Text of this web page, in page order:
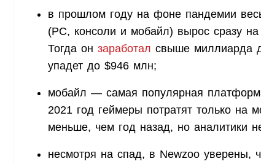
в прошлом году на фоне пандемии
(PC, консоли и мобайл) вырос сразу
Тогда он заработал свыше миллиарда
упадет до $946 млн;
мобайл — самая популярная
2021 год геймеры потратят только на
меньше, чем год назад, но аналитики
несмотря на спад, в Newzoo уверены,